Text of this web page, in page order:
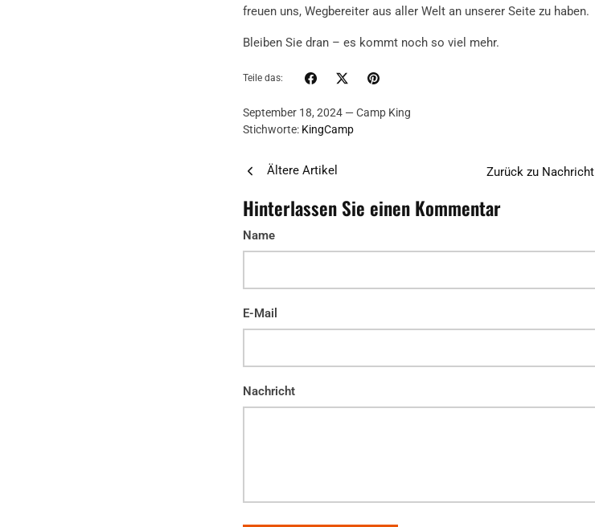
freuen uns, Wegbereiter aus aller Welt an unserer Seite zu haben.
Bleiben Sie dran – es kommt noch so viel mehr.
Teile das:
September 18, 2024 —Camp King
Stichworte: KingCamp
Ältere Artikel Zurück zu Nachricht
Hinterlassen Sie einen Kommentar
Name
E-Mail
Nachricht